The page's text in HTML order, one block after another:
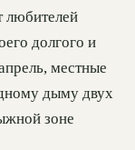
любителей
долгого и
местные
дыму двух
зоне